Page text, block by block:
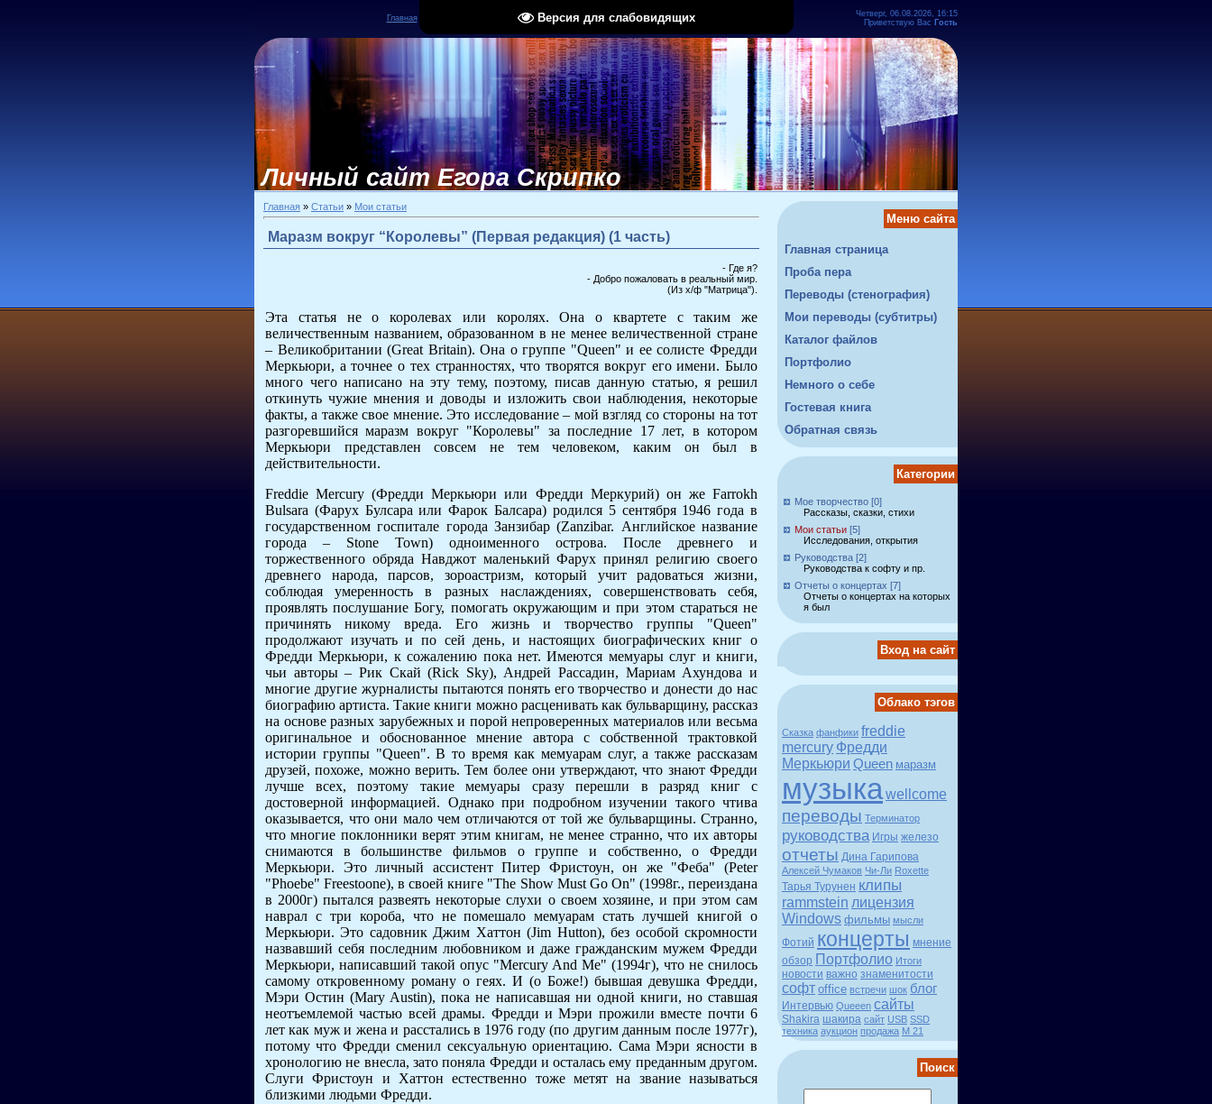
Версия для слабовидящих
Главная| RSS
Четверг, 06.08.2026, 16:15
Приветствую Вас Гость
Личный сайт Егора Скрипко
Главная » Статьи » Мои статьи
Маразм вокруг “Королевы” (Первая редакция) (1 часть)
- Где я?
- Добро пожаловать в реальный мир.
(Из х/ф "Матрица").
Эта статья не о королевах или королях. Она о квартете с таким же
величественным названием, образованном в не менее величественной стране
– Великобритании (Great Britain). Она о группе "Queen" и ее солисте Фредди
Меркьюри, а точнее о тех странностях, что творятся вокруг его имени. Было
много чего написано на эту тему, поэтому, писав данную статью, я решил
откинуть чужие мнения и доводы и изложить свои наблюдения, некоторые
факты, а также свое мнение. Это исследование – мой взгляд со стороны на тот
разгоревшийся маразм вокруг "Королевы" за последние 17 лет, в котором
Меркьюри представлен совсем не тем человеком, каким он был в
действительности.
Freddie Mercury (Фредди Меркьюри или Фредди Меркурий) он же Farrokh
Bulsara (Фарух Булсара или Фарок Балсара) родился 5 сентября 1946 года в
государственном госпитале города Занзибар (Zanzibar. Английское название
города – Stone Town) одноименного острова. После древнего и
торжественного обряда Навджот маленький Фарух принял религию своего
древнего народа, парсов, зороастризм, который учит радоваться жизни,
соблюдая умеренность в разных наслаждениях, совершенствовать себя,
проявлять послушание Богу, помогать окружающим и при этом стараться не
причинять никому вреда. Его жизнь и творчество группы "Queen"
продолжают изучать и по сей день, и настоящих биографических книг о
Фредди Меркьюри, к сожалению пока нет. Имеются мемуары слуг и книги,
чьи авторы – Рик Скай (Rick Sky), Андрей Рассадин, Мариам Ахундова и
многие другие журналисты пытаются понять его творчество и донести до нас
биографию артиста. Такие книги можно расценивать как бульварщину, рассказ
на основе разных зарубежных и порой непроверенных материалов или весьма
оригинальное и обоснованное мнение автора с собственной трактовкой
истории группы "Queen". В то время как мемуарам слуг, а также рассказам
друзей, похоже, можно верить. Тем более они утверждают, что знают Фредди
лучше всех, поэтому такие мемуары сразу перешли в разряд книг с
достоверной информацией. Однако при подробном изучении такого чтива
оказывается, что они мало чем отличаются от той же бульварщины. Странно,
что многие поклонники верят этим книгам, не менее странно, что их авторы
снимаются в большинстве фильмов о группе и собственно, о Фредди
Меркьюри. Это личный ассистент Питер Фристоун, он же "Феба" (Peter
"Phoebe" Freestoone), в своей книге "The Show Must Go On" (1998г., переиздана
в 2000г) пытался развеять некоторые слухи о своем хозяине, и при этом сам
наврал с три короба, что не помешало мемуарам стать лучшей книгой о
Меркьюри. Это садовник Джим Хаттон (Jim Hutton), без особой скромности
назвавший себя последним любовником и даже гражданским мужем Фредди
Меркьюри, написавший такой опус "Mercury And Me" (1994г), что не снилось
самому откровенному роману о геях. И (о Боже!) бывшая девушка Фредди,
Мэри Остин (Mary Austin), пока не написавшая ни одной книги, но ставшая
неотъемлемой частью всей драмы. Фредди и Мэри прожили вместе почти 6
лет как муж и жена и расстались в 1976 году (по другим данным после 1977г),
потому что Фредди сменил сексуальную ориентацию. Сама Мэри ясности в
хронологию не внесла, зато поняла Фредди и осталась ему преданным другом.
Слуги Фристоун и Хаттон естественно тоже метят на звание называться
близкими людьми Фредди.
Меню сайта
Главная страница
Проба пера
Переводы (стенография)
Мои переводы (субтитры)
Каталог файлов
Портфолио
Немного о себе
Гостевая книга
Обратная связь
Категории
Мое творчество [0]
Рассказы, сказки, стихи
Мои статьи [5]
Исследования, открытия
Руководства [2]
Руководства к софту и пр.
Отчеты о концертах [7]
Отчеты о концертах на которых
я был
Вход на сайт
Облако тэгов
Сказка фанфики freddie
mercury Фредди
Меркьюри Queen маразм
музыкаwellcome
переводы Терминатор
руководства Игры железо
отчеты Дина Гарипова
Алексей Чумаков Чи-Ли Roxette
Тарья Турунен клипы
rammstein лицензия
Windows фильмы мысли
Фотий концерты мнение
обзор Портфолио Итоги
новости важно знаменитости
софт office встречи шок блог
Интервью Queeen сайты
Shakira шакира сайт USB SSD
техника аукцион продажа М 21
Поиск